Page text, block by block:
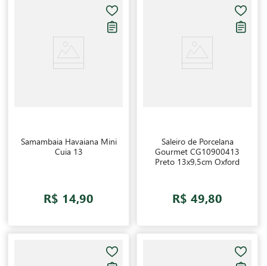
Samambaia Havaiana Mini
Cuia 13
R$ 14,90
Saleiro de Porcelana
Gourmet CG10900413
Preto 13x9,5cm Oxford
R$ 49,80